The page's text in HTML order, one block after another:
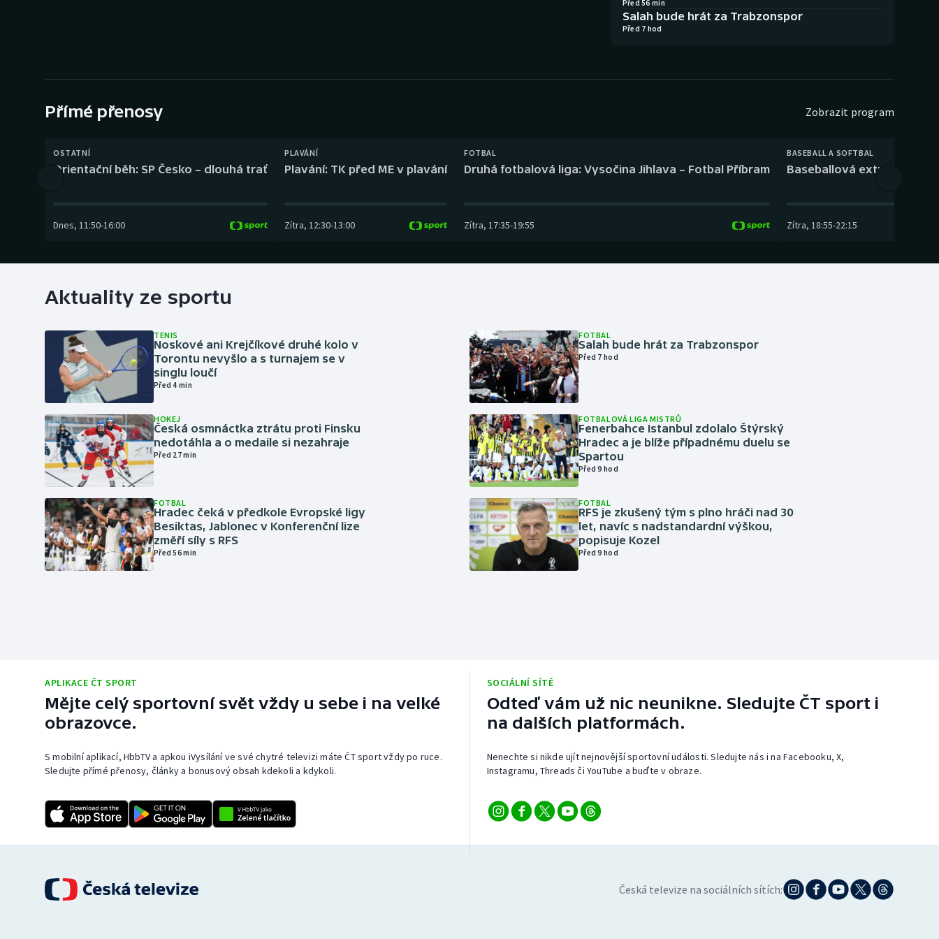
Gymnastika Plážový volejbal
Před 56 min
Salah bude hrát za Trabzonspor
Před 7 hod
Přímé přenosy Zobrazit program
OSTATNÍ
Orientační běh: SP Česko – dlouhá trať
Dnes, 11:50-16:00
PLAVÁNÍ
Plavání: TK před ME v plavání
Zítra, 12:30-13:00
FOTBAL
Druhá fotbalová liga: Vysočina Jihlava – Fotbal Příbram
Zítra, 17:35-19:55
BASEBALL A SOFTBAL
Baseballová extraliga:
Zítra, 18:55-22:15
Aktuality ze sportu
TENIS
Noskové ani Krejčíkové druhé kolo v
Torontu nevyšlo a s turnajem se v
singlu loučí
Před 4 min
HOKEJ
Česká osmnáctka ztrátu proti Finsku
nedotáhla a o medaile si nezahraje
Před 27 min
FOTBAL
Hradec čeká v předkole Evropské ligy
Besiktas, Jablonec v Konferenční lize
změří síly s RFS
Před 56 min
FOTBAL
Salah bude hrát za Trabzonspor
Před 7 hod
FOTBALOVÁ LIGA MISTRŮ
Fenerbahce Istanbul zdolalo Štýrský
Hradec a je blíže případnému duelu se
Spartou
Před 9 hod
FOTBAL
RFS je zkušený tým s plno hráči nad 30
let, navíc s nadstandardní výškou,
popisuje Kozel
Před 9 hod
APLIKACE ČT SPORT
Mějte celý sportovní svět vždy u sebe i na velké
obrazovce.
S mobilní aplikací, HbbTV a apkou iVysílání ve své chytré televizi máte ČT sport vždy po ruce.
Sledujte přímé přenosy, články a bonusový obsah kdekoli a kdykoli.
SOCIÁLNÍ SÍTĚ
Odteď vám už nic neunikne. Sledujte ČT sport i
na dalších platformách.
Nenechte si nikde ujít nejnovější sportovní události. Sledujte nás i na Facebooku, X,
Instagramu, Threads či YouTube a buďte v obraze.
Česká televize na sociálních sítích: